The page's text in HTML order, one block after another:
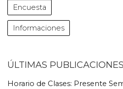
Encuesta
Informaciones
ÚLTIMAS PUBLICACIONES
Horario de Clases: Presente